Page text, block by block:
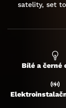
satelity, set
Bílé a černé